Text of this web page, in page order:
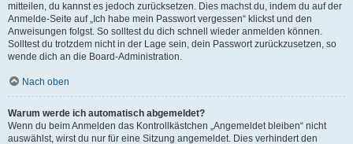
mitteilen, du kannst es jedoch zurücksetzen. Dies machst du, indem du auf der
Anmelde-Seite auf „Ich habe mein Passwort vergessen“ klickst und den
Anweisungen folgst. So solltest du dich schnell wieder anmelden können.
Solltest du trotzdem nicht in der Lage sein, dein Passwort zurückzusetzen, so
wende dich an die Board-Administration.
Nach oben
Warum werde ich automatisch abgemeldet?
Wenn du beim Anmelden das Kontrollkästchen „Angemeldet bleiben“ nicht
auswählst, wirst du nur für eine Sitzung angemeldet. Dies verhindert den